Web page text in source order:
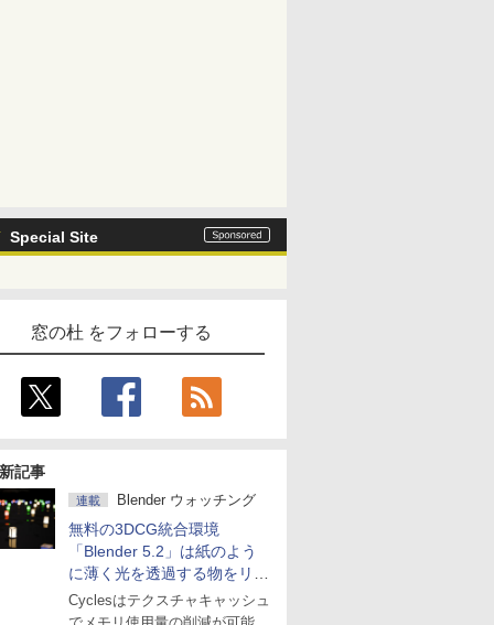
Special Site
窓の杜 をフォローする
記事
連載 Blender ウォッチング
無料の3DCG統合環境
「Blender 5.2」は紙のよう
に薄く光を透過する物をリア
ルに表現
Cyclesはテクスチャキャッシュ